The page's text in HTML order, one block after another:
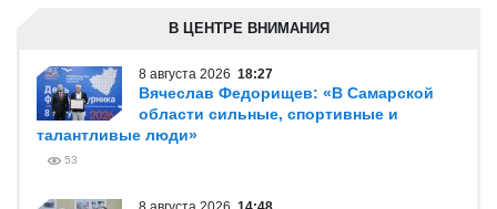
В ЦЕНТРЕ ВНИМАНИЯ
8 августа 2026 18:27
Вячеслав Федорищев: «В Самарской
области сильные, спортивные и
талантливые люди»
53